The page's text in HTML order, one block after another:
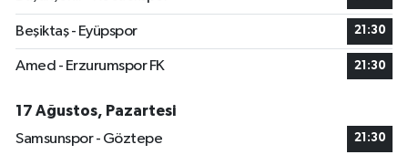
Beşiktaş - Eyüpspor 21:30
Amed - Erzurumspor FK 21:30
17 Ağustos, Pazartesi
Samsunspor - Göztepe
21:30